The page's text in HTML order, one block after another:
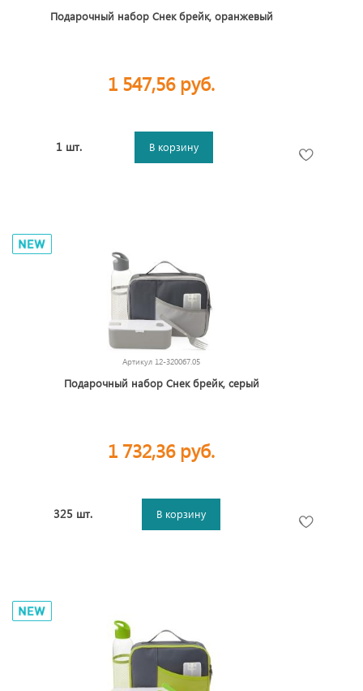
Подарочный набор Снек брейк, оранжевый
1 547,56 руб.
1 шт. В корзину
Артикул 12-320067.05
Подарочный набор Снек брейк, серый
1 732,36 руб.
325 шт. В корзину